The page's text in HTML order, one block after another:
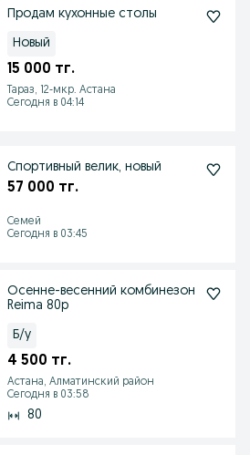
Продам кухонные столы
Новый
15 000 тг.
Тараз, 12-мкр. Астана
Сегодня в 04:14
Спортивный велик, новый
57 000 тг.
Семей
Сегодня в 03:45
Осенне-весенний комбинезон
Reima 80р
Б/у
4 500 тг.
Астана, Алматинский район
Сегодня в 03:58
80